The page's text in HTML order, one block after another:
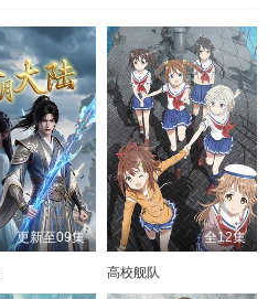
更新至09集 全12集
高校舰队